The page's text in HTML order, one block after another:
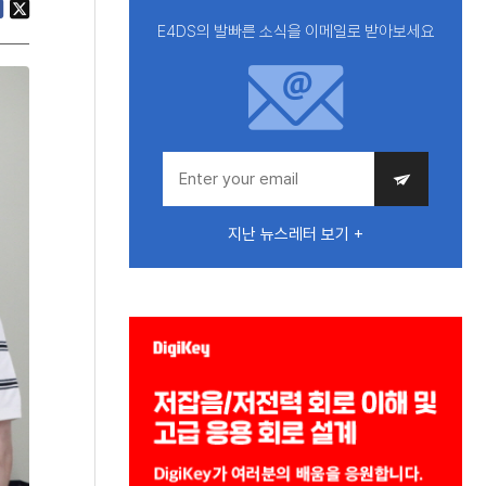
E4DS의 발빠른 소식을 이메일로 받아보세요
지난 뉴스레터 보기 +